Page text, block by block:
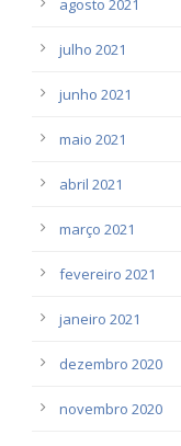
agosto 2021
julho 2021
junho 2021
maio 2021
abril 2021
março 2021
fevereiro 2021
janeiro 2021
dezembro 2020
novembro 2020